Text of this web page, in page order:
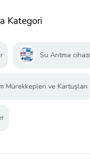
Kategori
Su Arıtma cihazı
Mürekkepleri ve Kartuşları